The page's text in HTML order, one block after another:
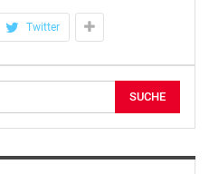
L 4 ein Asphaltvlies
aufgebracht.
bituminöse
Die Asphaltierungsarbeiten
durchgeführt.
Twitter